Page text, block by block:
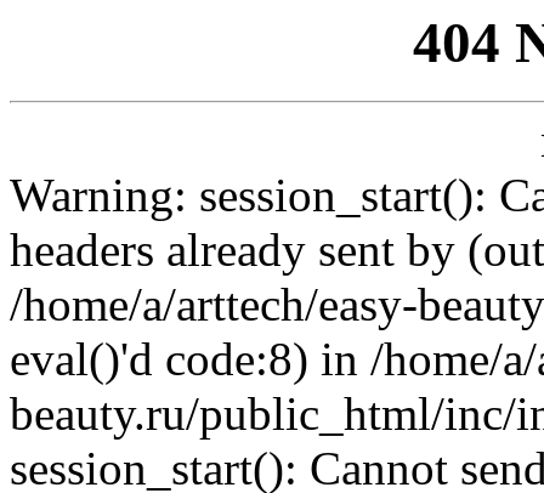
404
Warning: session_start():
headers already sent by
/home/a/arttech/easy-
eval()'d code:8) in /home/
beauty.ru/public_html/inc/
session_start(): Cannot